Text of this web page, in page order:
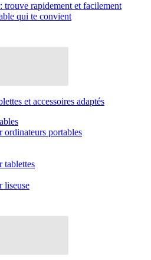
trouve rapidement et facilement
qui te convient
et accessoires adaptés
ordinateurs portables
tablettes
liseuse